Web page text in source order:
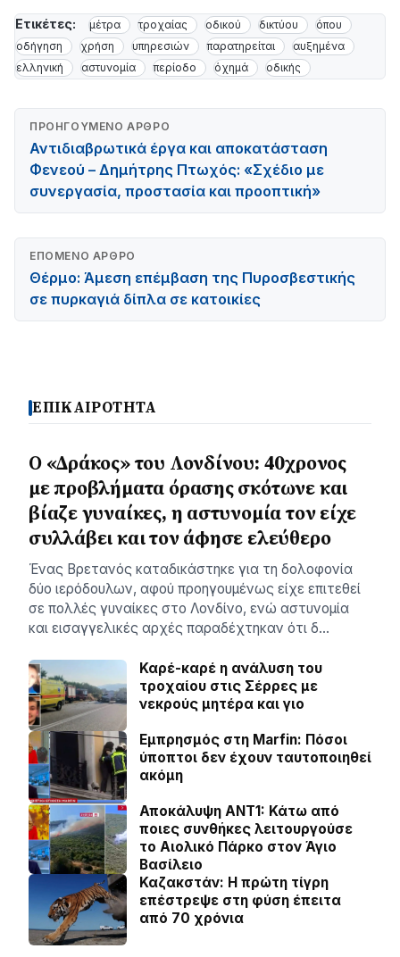
Ετικέτες: μέτρα τροχαίας οδικού δικτύου
όπου
οδήγηση
χρήση υπηρεσιών παρατηρείται
αυξημένα
ελληνική
αστυνομία περίοδο όχημά οδικής
ΠΡΟΗΓΟΎΜΕΝΟ ΆΡΘΡΟ
Αντιδιαβρωτικά έργα και αποκατάσταση
Φενεού – Δημήτρης Πτωχός: «Σχέδιο με
συνεργασία, προστασία και προοπτική»
ΕΠΌΜΕΝΟ ΆΡΘΡΟ
Θέρμο: Άμεση επέμβαση της Πυροσβεστικής
σε πυρκαγιά δίπλα σε κατοικίες
ΕΠΙΚΑΙΡΟΤΗΤΑ
Ο «Δράκος» του Λονδίνου: 40χρονος
με προβλήματα όρασης σκότωνε και
βίαζε γυναίκες, η αστυνομία τον είχε
συλλάβει και τον άφησε ελεύθερο
Ένας Βρετανός καταδικάστηκε για τη δολοφονία
δύο ιερόδουλων, αφού προηγουμένως είχε επιτεθεί
σε πολλές γυναίκες στο Λονδίνο, ενώ αστυνομία
και εισαγγελικές αρχές παραδέχτηκαν ότι δ…
Καρέ-καρέ η ανάλυση του
τροχαίου στις Σέρρες με
νεκρούς μητέρα και γιο
Εμπρησμός στη Marfin: Πόσοι
ύποπτοι δεν έχουν ταυτοποιηθεί
ακόμη
Αποκάλυψη ΑΝΤ1: Κάτω από
ποιες συνθήκες λειτουργούσε
το Αιολικό Πάρκο στον Άγιο
Βασίλειο
Καζακστάν: Η πρώτη τίγρη
επέστρεψε στη φύση έπειτα
από 70 χρόνια